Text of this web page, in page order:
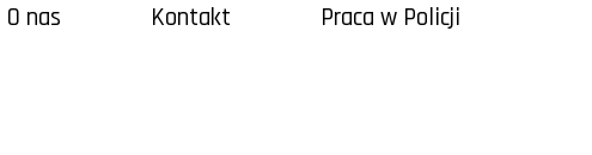
O nas Kontakt Praca w Policji